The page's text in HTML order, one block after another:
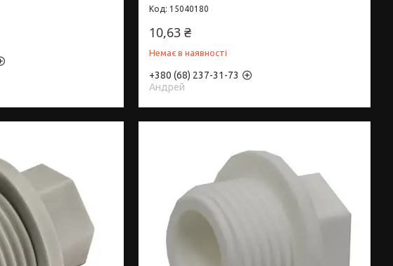
15040180
10,63 ₴
Немає в наявності
+380 (68) 237-31-73
Андрей